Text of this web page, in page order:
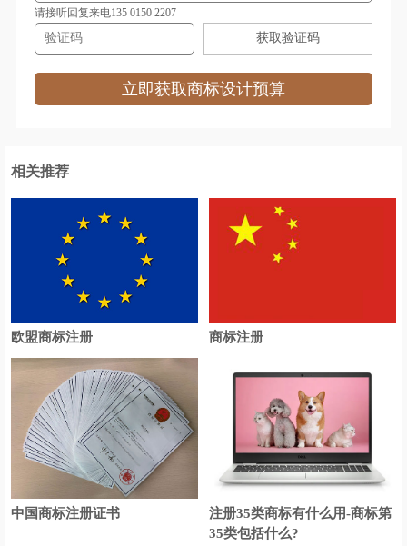
请接听回复来电135 0150 2207
获取验证码
立即获取商标设计预算
相关推荐
欧盟商标注册 商标注册
中国商标注册证书
注册35类商标有什么用-商标第
35类包括什么?